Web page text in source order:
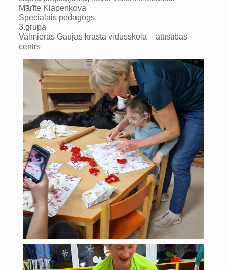
Mārīte Klapenkova
Speciālais pedagogs
3.grupa
Valmieras Gaujas krasta vidusskola – attīstības
centrs